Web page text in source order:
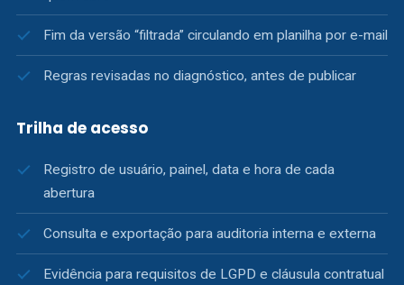
Fim da versão “filtrada” circulando em planilha por e-mail
Regras revisadas no diagnóstico, antes de publicar
Trilha de acesso
Registro de usuário, painel, data e hora de cada
abertura
Consulta e exportação para auditoria interna e externa
Evidência para requisitos de LGPD e cláusula contratual